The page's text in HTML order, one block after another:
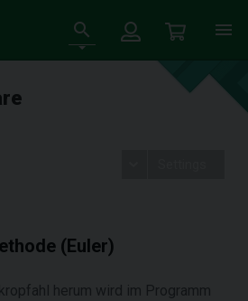
(Euler)
herum wird im Programm